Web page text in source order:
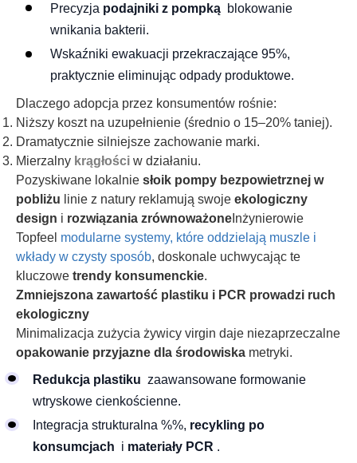
Precyzja podajniki z pompką blokowanie
wnikania bakterii.
Wskaźniki ewakuacji przekraczające 95%,
praktycznie eliminując odpady produktowe.
Dlaczego adopcja przez konsumentów rośnie:
Niższy koszt na uzupełnienie (średnio o 15–20% taniej).
Dramatycznie silniejsze zachowanie marki.
Mierzalny krągłości w działaniu.
Pozyskiwane lokalnie słoik pompy bezpowietrznej w
pobliżu linie z natury reklamują swoje ekologiczny
design i rozwiązania zrównoważone Inżynierowie
Topfeel modularne systemy, które oddzielają muszle i
wkłady w czysty sposób, doskonale uchwycając te
kluczowe trendy konsumenckie.
Zmniejszona zawartość plastiku i PCR prowadzi ruch
ekologiczny
Minimalizacja zużycia żywicy virgin daje niezaprzeczalne
opakowanie przyjazne dla środowiska metryki.
Redukcja plastiku zaawansowane formowanie
wtryskowe cienkościenne.
Integracja strukturalna %%, recykling po
konsumcjach i materiały PCR .